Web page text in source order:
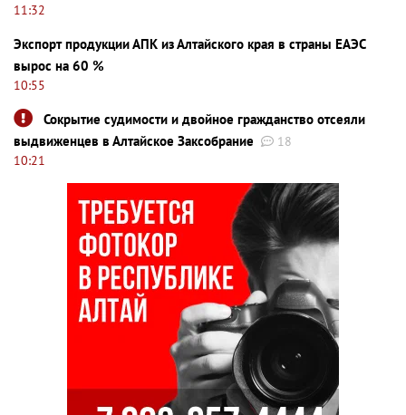
11:32
Экспорт продукции АПК из Алтайского края в страны ЕАЭС
вырос на 60 %
10:55
Сокрытие судимости и двойное гражданство отсеяли
выдвиженцев в Алтайское Заксобрание
18
10:21